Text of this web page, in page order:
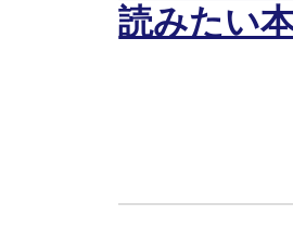
読みたい